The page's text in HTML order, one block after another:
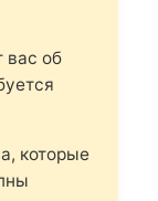
вас об
которые